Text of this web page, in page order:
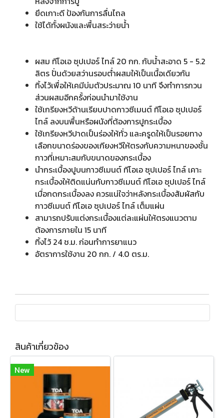
ยึดเกาะดี ป้องกันการลื่นไถล
ใช้ได้ทั้งผนังและพื้นสระว่ายน้ำ
ผสม ทีโอเอ ซุปเปอร์ ไทล์ 20 กก. กับน้ำสะอาด 5 - 5.2
ลิตร ปั่นด้วยสว่านรอบต่ำผสมให้เป็นเนื้อเดียวกัน
ทิ้งไว้เพื่อให้เคมีบ่มตัวประมาณ 10 นาที จึงทำการกวน
ส่วนผสมอีกครั้งก่อนนำมาใช้งาน
ใช้เกรียงหวีด้านเรียบปาดกาวซีเมนต์ ทีโอเอ ซุปเปอร์
ไทล์ ลงบนพื้นหรือผนังที่ต้องการปูกระเบื้อง
ใช้เกรียงหวีปาดเป็นร่องให้ทั่ว และครูดให้เป็นรอยทาง
เลือกขนาดร่องของเกียงหวีให้ตรงกับความหนาของชั้น
กาวที่เหมาะสมกับขนาดของกระเบื้อง
นำกระเบื้องปูบนกาวซีเมนต์ ทีโอเอ ซุปเปอร์ ไทล์ เคาะ
กระเบื้องให้ติดแน่นกับกาวซีเมนต์ ทีโอเอ ซุปเปอร์ ไทล์
เมื่อกดกระเบื้องลง ควรแน่ใจว่าหลังกระเบื้องสัมผัสกับ
กาวซีเมนต์ ทีโอเอ ซุปเปอร์ ไทล์ เต็มแผ่น
สามารถปรับแต่งกระเบื้องแต่ละแผ่นให้ตรงแนวตาม
ต้องการภายใน 15 นาที
ทิ้งไว้ 24 ช.ม. ก่อนทำการยาแนว
อัตราการใช้งาน 20 กก. / 4.0 ตร.ม.
สินค้าเกี่ยวข้อง
New